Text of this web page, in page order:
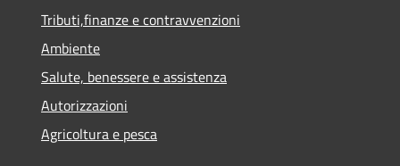
Tributi,finanze e contravvenzioni
Ambiente
Salute, benessere e assistenza
Autorizzazioni
Agricoltura e pesca